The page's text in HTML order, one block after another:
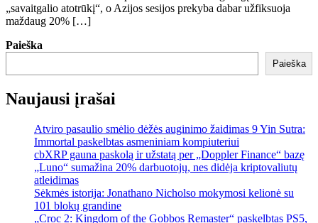
„savaitgalio atotrūkį“, o Azijos sesijos prekyba dabar užfiksuoja
maždaug 20% […]
Paieška
Paieška
Naujausi įrašai
Atviro pasaulio smėlio dėžės auginimo žaidimas 9 Yin Sutra:
Immortal paskelbtas asmeniniam kompiuteriui
cbXRP gauna paskolą ir užstatą per „Doppler Finance“ bazę
„Luno“ sumažina 20% darbuotojų, nes didėja kriptovaliutų
atleidimas
Sėkmės istorija: Jonathano Nicholso mokymosi kelionė su
101 blokų grandine
„Croc 2: Kingdom of the Gobbos Remaster“ paskelbtas PS5,